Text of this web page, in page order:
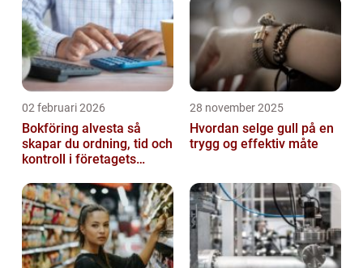
02 februari 2026
Bokföring alvesta så
skapar du ordning, tid och
kontroll i företagets
28 november 2025
Hvordan selge gull på en
trygg og effektiv måte